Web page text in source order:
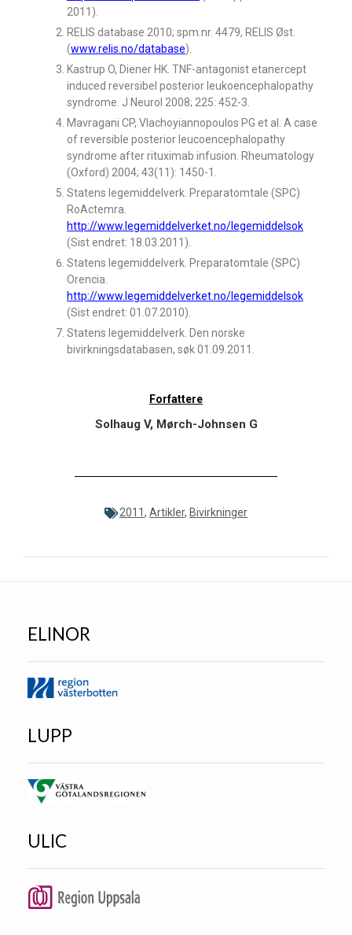
2011).
RELIS database 2010; spm.nr. 4479, RELIS Øst.
(www.relis.no/database).
Kastrup O, Diener HK. TNF-antagonist etanercept
induced reversibel posterior leukoencephalopathy
syndrome. J Neurol 2008; 225: 452-3.
Mavragani CP, Vlachoyiannopoulos PG et al. A case
of reversible posterior leucoencephalopathy
syndrome after rituximab infusion. Rheumatology
(Oxford) 2004; 43(11): 1450-1.
Statens legemiddelverk. Preparatomtale (SPC)
RoActemra.
http://www.legemiddelverket.no/legemiddelsok
(Sist endret: 18.03.2011).
Statens legemiddelverk. Preparatomtale (SPC)
Orencia.
http://www.legemiddelverket.no/legemiddelsok
(Sist endret: 01.07.2010).
Statens legemiddelverk. Den norske
bivirkningsdatabasen, søk 01.09.2011.
Forfattere
Solhaug V, Mørch-Johnsen G
2011, Artikler, Bivirkninger
ELINOR
LUPP
ULIC